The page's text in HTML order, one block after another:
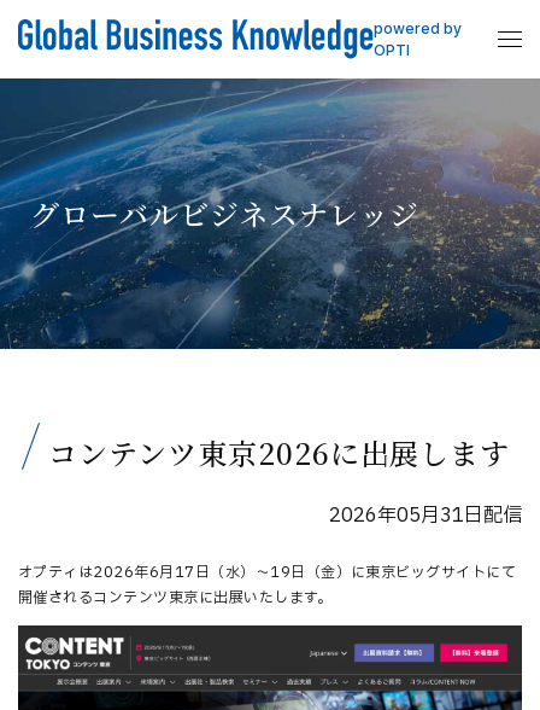
powered by
OPTI
グローバルビジネスナレッジ
コンテンツ東京2026に出展します
2026年05月31日配信
オプティは2026年6月17日（水）〜19日（金）に東京ビッグサイトにて
開催されるコンテンツ東京に出展いたします。